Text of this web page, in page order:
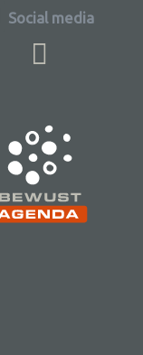
Social media